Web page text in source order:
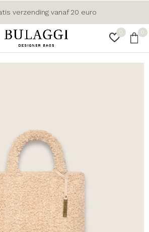
0 0
verzending vanaf 20 euro